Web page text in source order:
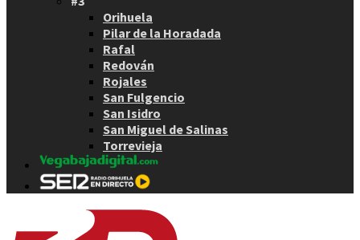
Orihuela
Pilar de la Horadada
Rafal
Redován
Rojales
San Fulgencio
San Isidro
San Miguel de Salinas
Torrevieja